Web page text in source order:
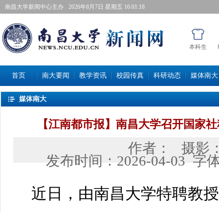
南昌大学新闻中心主办 2026年8月7日星期五 16:01:18
本科生
首页 南大要闻 教学资讯 校园传真 科研动态 媒体南大
媒体南大
【江南都市报】南昌大学召开国家
作者：
摄影
发布时间： 2026-04-03 字
近日，由南昌大学特聘教